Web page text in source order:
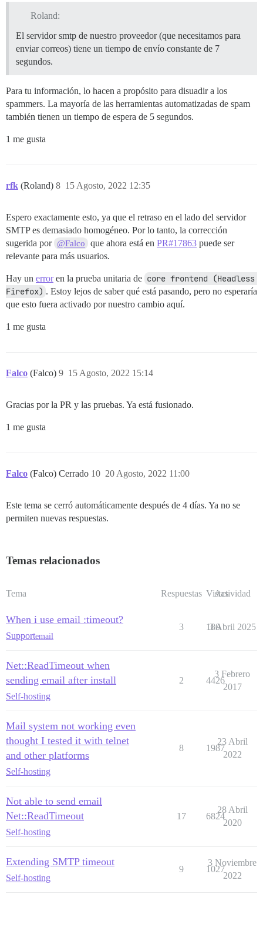
Roland:
El servidor smtp de nuestro proveedor (que necesitamos para
enviar correos) tiene un tiempo de envío constante de 7
segundos.
Para tu información, lo hacen a propósito para disuadir a los
spammers. La mayoría de las herramientas automatizadas de spam
también tienen un tiempo de espera de 5 segundos.
1 me gusta
rfk (Roland) 15 Agosto, 2022 12:35
8
Espero exactamente esto, ya que el retraso en el lado del servidor
SMTP es demasiado homogéneo. Por lo tanto, la corrección
sugerida por @Falco que ahora está enPR#17863 puede ser
relevante para más usuarios.
Hay un erroren la prueba unitaria de core frontend (Headless
Firefox) . Estoy lejos de saber qué está pasando, pero no esperaría
que esto fuera activado por nuestro cambio aquí.
1 me gusta
Falco (Falco) 15 Agosto, 2022 15:14
9
Gracias por la PR y las pruebas. Ya está fusionado.
1 me gusta
Falco (Falco) Cerrado 20 Agosto, 2022 11:00
10
Este tema se cerró automáticamente después de 4 días. Ya no se
permiten nuevas respuestas.
Temas relacionados
Tema Respuestas Vistas
Actividad
When i use email :timeout?
Supportemail
3 180
3 Abril 2025
Net::ReadTimeout when
sending email after install
Self-hosting
2 4426
3 Febrero
2017
Mail system not working even
thought I tested it with telnet
and other platforms
Self-hosting
8 1987
23 Abril
2022
Not able to send email
Net::ReadTimeout
Self-hosting
17 6824
28 Abril
2020
Extending SMTP timeout
Self-hosting
9 1027
3 Noviembre
2022